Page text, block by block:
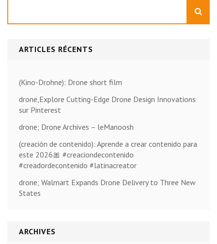
ARTICLES RÉCENTS
(Kino-Drohne): Drone short film
drone,Explore Cutting-Edge Drone Design Innovations
sur Pinterest
drone; Drone Archives – leManoosh
(creación de contenido): Aprende a crear contenido para
este 2026🎀 #creaciondecontenido
#creadordecontenido #latinacreator
drone; Walmart Expands Drone Delivery to Three New
States
ARCHIVES